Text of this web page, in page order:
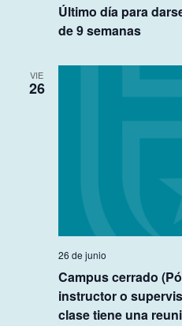
Último día para
de 9 semanas
VIE
26
26 de junio
Campus cerrado
instructor o
clase tiene una